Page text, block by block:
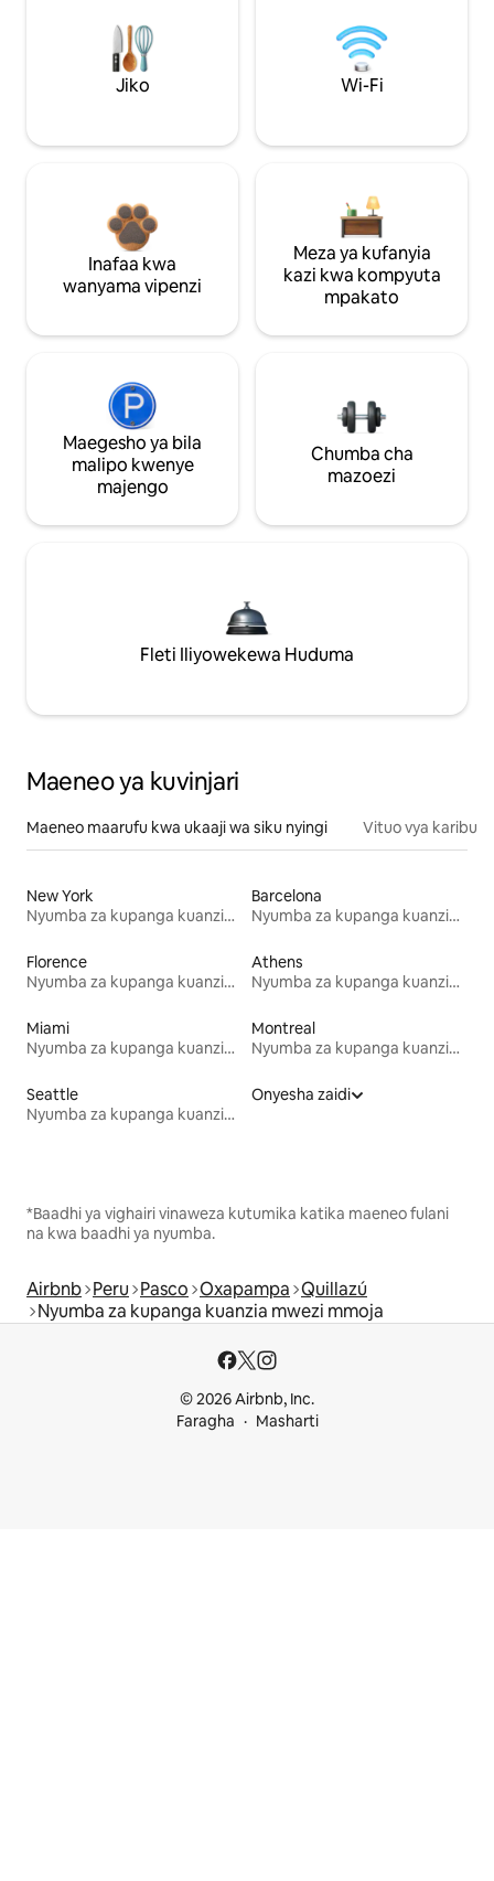
Jiko Wi-Fi
Inafaa kwa
wanyama vipenzi
Meza ya kufanyia
kazi kwa kompyuta
mpakato
Maegesho ya bila
malipo kwenye
majengo
Chumba cha
mazoezi
Fleti Iliyowekewa Huduma
Maeneo ya kuvinjari
Maeneo maarufu kwa ukaaji wa siku nyingi Vituo vya karibu
New York
Nyumba za kupanga kuanzia mwezi mmoja
Barcelona
Nyumba za kupanga kuanzia mwezi mmoja
Florence
Nyumba za kupanga kuanzia mwezi mmoja
Athens
Nyumba za kupanga kuanzia mwezi mmoja
Miami
Nyumba za kupanga kuanzia mwezi mmoja
Montreal
Nyumba za kupanga kuanzia mwezi mmoja
Seattle
Nyumba za kupanga kuanzia mwezi mmoja
Onyesha zaidi
*Baadhi ya vighairi vinaweza kutumika katika maeneo fulani
na kwa baadhi ya nyumba.
Airbnb Peru Pasco Oxapampa Quillazú
Nyumba za kupanga kuanzia mwezi mmoja
© 2026 Airbnb, Inc.
Faragha
Masharti